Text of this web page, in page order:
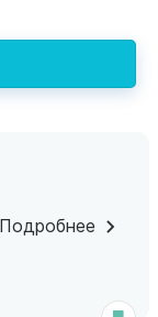
Подробнее